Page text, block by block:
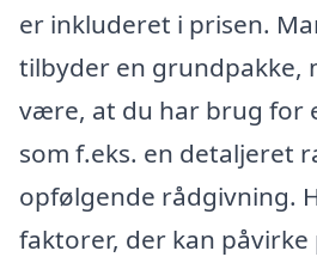
er inkluderet i prisen.
tilbyder en grundpakke,
være, at du har brug for
som f.eks. en detaljeret
opfølgende rådgivning.
faktorer, der kan påvirke